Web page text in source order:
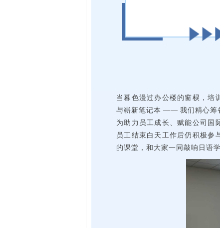
当暮色漫过办公楼的窗棂，培
与崭新笔记本 —— 我们精心筹
为助力员工成长、赋能公司国
员工结束白天工作后仍积极参
的课堂，和大家一同敲响日语